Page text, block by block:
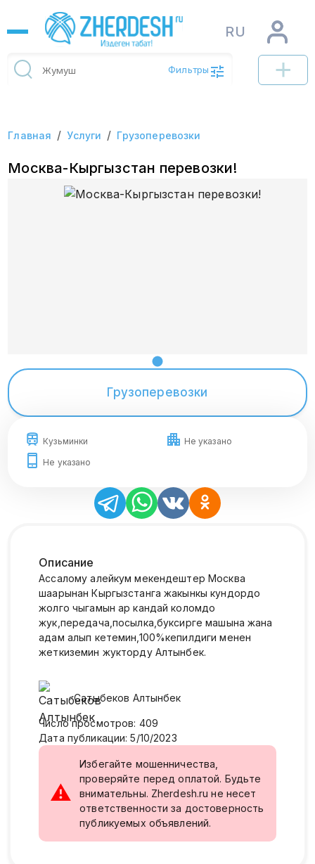
RU
Фильтры
Главная / Услуги / Грузоперевозки
Москва-Кыргызстан перевозки!
Грузоперевозки
Кузьминки
Не указано
Не указано
Описание
Ассалому алейкум мекендештер Москва
шаарынан Кыргызстанга жакынкы кундордо
жолго чыгамын ар кандай коломдо
жук,передача,посылка,буксирге машына жана
адам алып кетемин,100%кепилдиги менен
жеткиземин жукторду Алтынбек.
Сатыбеков Алтынбек
Число просмотров: 409
Дата публикации: 5/10/2023
⚠
Избегайте мошенничества,
проверяйте перед оплатой. Будьте
внимательны. Zherdesh.ru не несет
ответственности за достоверность
публикуемых объявлений.